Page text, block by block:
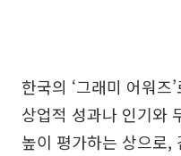
한국의 ‘그래미 어워즈
상업적 성과나 인기와
높이 평가하는 상으로,